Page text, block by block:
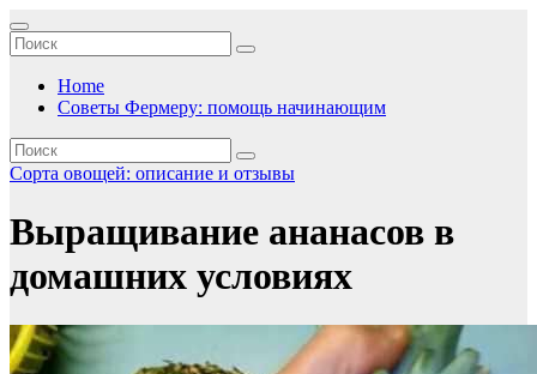
Перейти
к
содержимому
Home
Советы Фермеру: помощь начинающим
Сорта овощей: описание и отзывы
Выращивание ананасов в
домашних условиях